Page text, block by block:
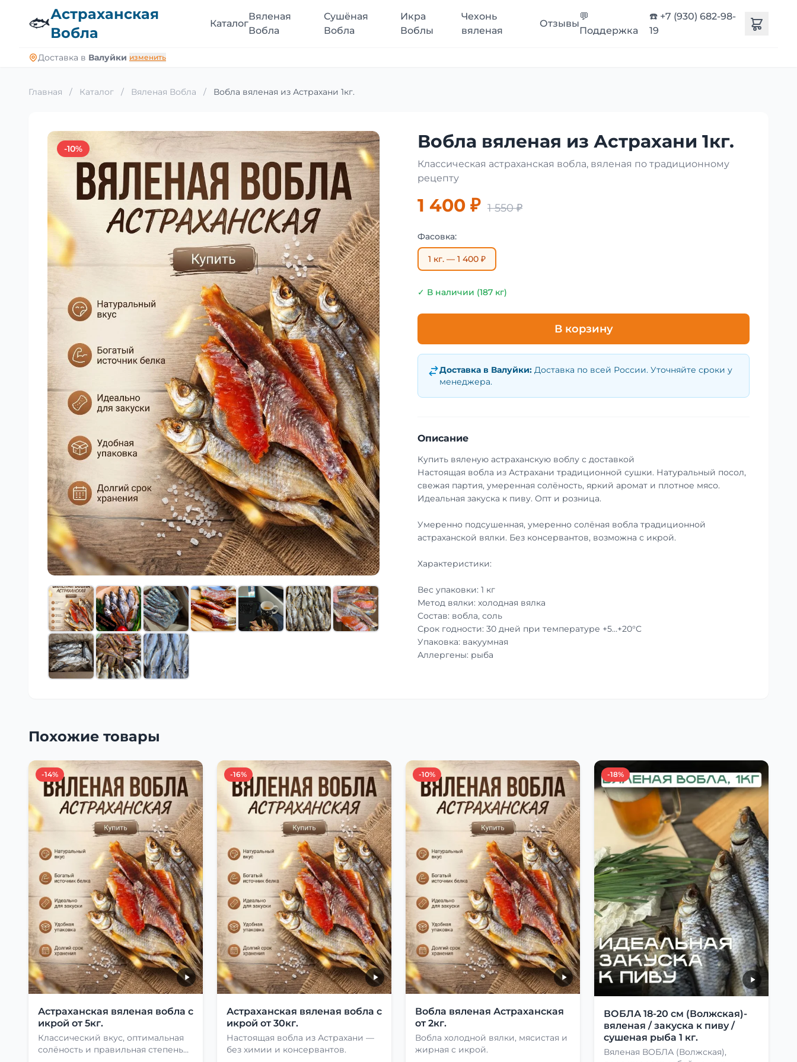
🐟Астраханская
Вобла
Каталог
Вяленая
Вобла
Сушёная
Вобла
Икра
Воблы
Чехонь
вяленая
Отзывы
💬
Поддержка
☎️ +7 (930) 682-98-
19
Доставка в Валуйки изменить
Главная / Каталог / Вяленая Вобла / Вобла вяленая из Астрахани 1кг.
-10% Вобла вяленая из Астрахани 1кг.
Классическая астраханская вобла, вяленая по традиционному
рецепту
1 400 ₽ 1 550 ₽
Фасовка:
1 кг. — 1 400 ₽
✓ В наличии (187 кг)
В корзину
Доставка в Валуйки: Доставка по всей России. Уточняйте сроки у
менеджера.
Описание
Купить вяленую астраханскую воблу с доставкой
Настоящая вобла из Астрахани традиционной сушки. Натуральный посол,
свежая партия, умеренная солёность, яркий аромат и плотное мясо.
Идеальная закуска к пиву. Опт и розница.
Умеренно подсушенная, умеренно солёная вобла традиционной
астраханской вялки. Без консервантов, возможна с икрой.
Характеристики:
Вес упаковки: 1 кг
Метод вялки: холодная вялка
Состав: вобла, соль
Срок годности: 30 дней при температуре +5…+20°C
Упаковка: вакуумная
Аллергены: рыба
Похожие товары
-14%
Астраханская вяленая вобла с
икрой от 5кг.
Классический вкус, оптимальная
солёность и правильная степень
-16%
Астраханская вяленая вобла с
икрой от 30кг.
Настоящая вобла из Астрахани —
без химии и консервантов.
-10%
Вобла вяленая Астраханская
от 2кг.
Вобла холодной вялки, мясистая и
жирная с икрой.
-18%
ВОБЛА 18-20 см (Волжская)-
вяленая / закуска к пиву /
сушеная рыба 1 кг.
Вяленая ВОБЛА (Волжская),